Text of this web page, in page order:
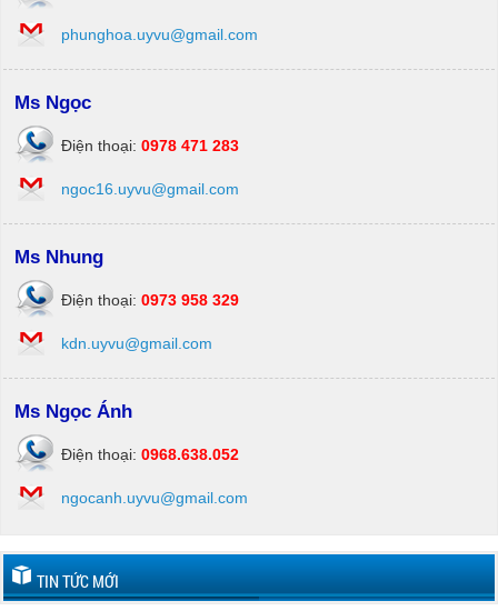
phunghoa.uyvu@gmail.com
Ms Ngọc
Điện thoại: 0978 471 283
ngoc16.uyvu@gmail.com
Ms Nhung
Điện thoại: 0973 958 329
kdn.uyvu@gmail.com
Ms Ngọc Ánh
Điện thoại: 0968.638.052
ngocanh.uyvu@gmail.com
TIN TỨC MỚI